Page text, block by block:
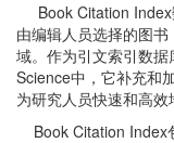
Book Citation Index
由编辑人员选择的图
域。作为引文索引数
Science中，它补充和
为研究人员快速和高效
Book Citation Index